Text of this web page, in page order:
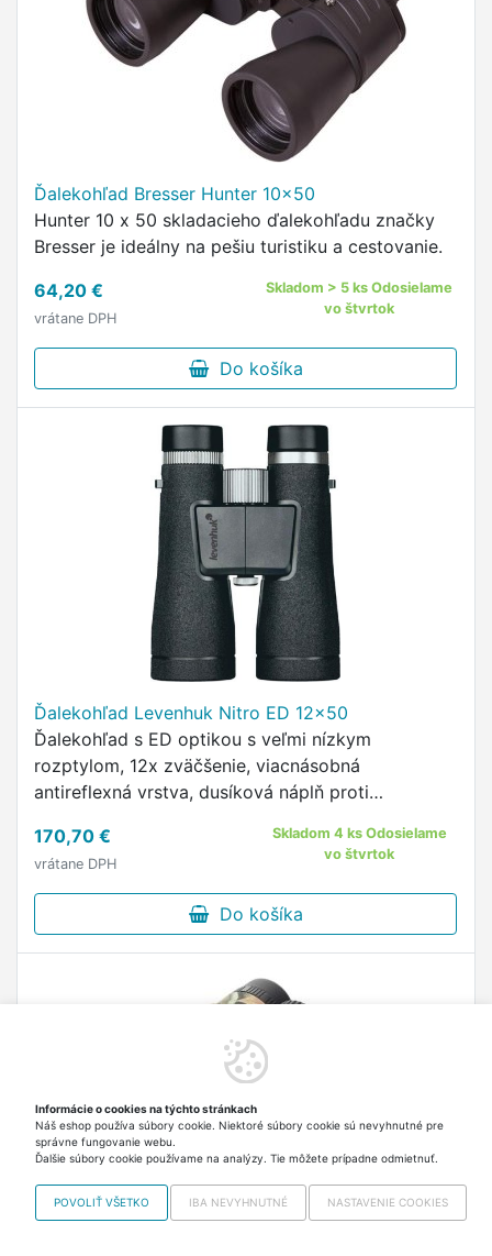
Ďalekohľad Bresser Hunter 10x50
Hunter 10 x 50 skladacieho ďalekohľadu značky
Bresser je ideálny na pešiu turistiku a cestovanie.
64,20 €
vrátane DPH
Skladom > 5 ks Odosielame
vo štvrtok
Do košíka
Ďalekohľad Levenhuk Nitro ED 12x50
Ďalekohľad s ED optikou s veľmi nízkym
rozptylom, 12x zväčšenie, viacnásobná
antireflexná vrstva, dusíková náplň proti
pogumovanie pre pevný úchop, možnosť
uchytenia na …
170,70 €
vrátane DPH
Skladom 4 ks Odosielame
vo štvrtok
Do košíka
Informácie o cookies na týchto stránkach
Náš eshop používa súbory cookie. Niektoré súbory cookie sú nevyhnutné pre
správne fungovanie webu.
Ďalšie súbory cookie používame na analýzy. Tie môžete prípadne odmietnuť.
POVOLIŤ VŠETKO IBA NEVYHNUTNÉ NASTAVENIE COOKIES